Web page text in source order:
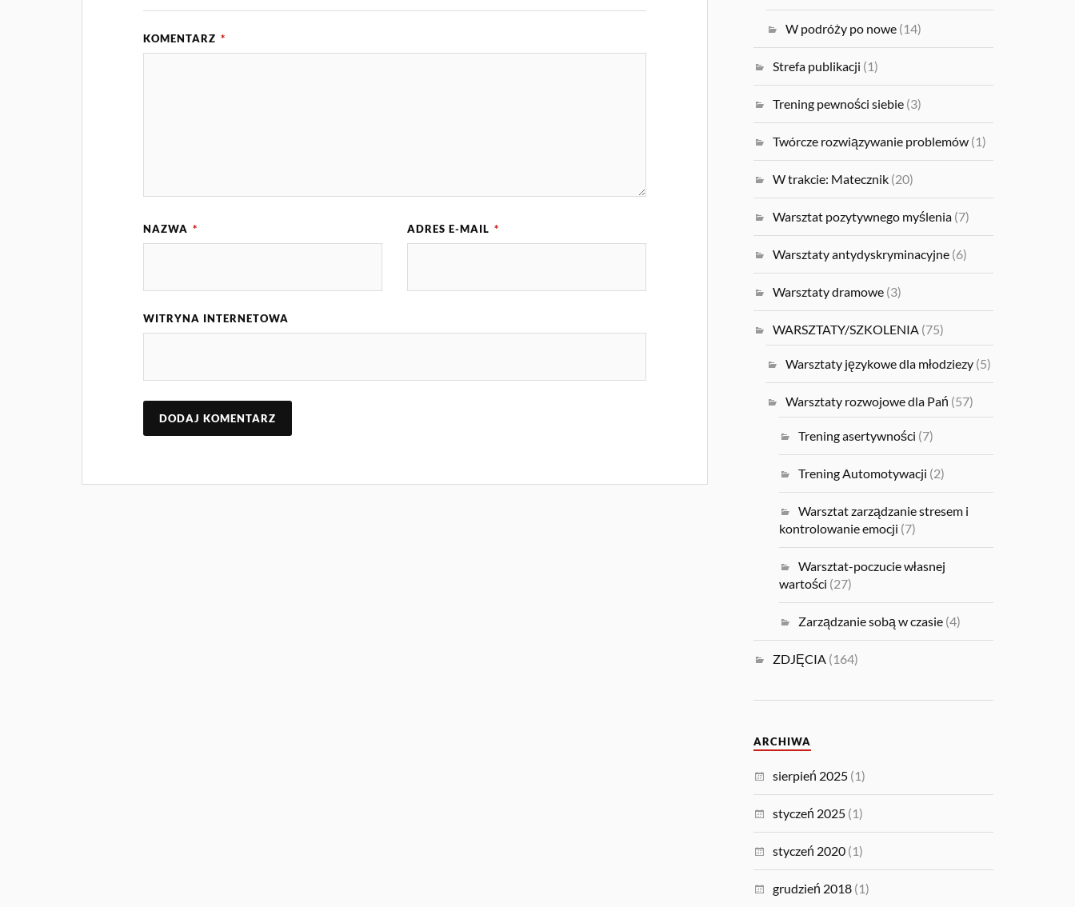
KOMENTARZ *
NAZWA * ADRES E-MAIL *
WITRYNA INTERNETOWA
W podróży po nowe (14)
Strefa publikacji (1)
Trening pewności siebie (3)
Twórcze rozwiązywanie problemów (1)
W trakcie: Matecznik (20)
Warsztat pozytywnego myślenia (7)
Warsztaty antydyskryminacyjne (6)
Warsztaty dramowe (3)
WARSZTATY/SZKOLENIA (75)
Warsztaty językowe dla młodziezy (5)
Warsztaty rozwojowe dla Pań (57)
Trening asertywności (7)
Trening Automotywacji (2)
Warsztat zarządzanie stresem i
kontrolowanie emocji (7)
Warsztat-poczucie własnej
wartości (27)
Zarządzanie sobą w czasie (4)
ZDJĘCIA (164)
ARCHIWA
sierpień 2025 (1)
styczeń 2025 (1)
styczeń 2020 (1)
grudzień 2018 (1)